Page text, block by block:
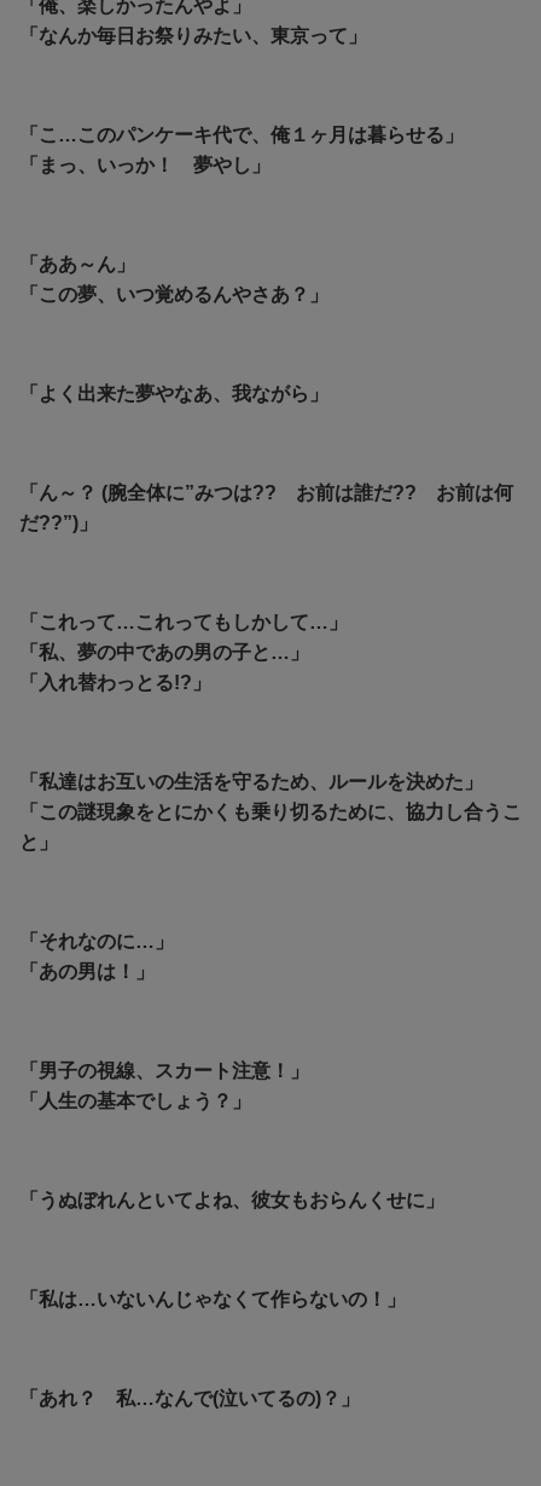
「俺、楽しかったんやよ」
「なんか毎日お祭りみたい、東京って」
「こ…このパンケーキ代で、俺１ヶ月は暮らせる」
「まっ、いっか！ 夢やし」
「ああ～ん」
「この夢、いつ覚めるんやさあ？」
「よく出来た夢やなあ、我ながら」
「ん～？ (腕全体に”みつは?? お前は誰だ?? お前は何
だ??”)」
「これって…これってもしかして…」
「私、夢の中であの男の子と…」
「入れ替わっとる!?」
「私達はお互いの生活を守るため、ルールを決めた」
「この謎現象をとにかくも乗り切るために、協力し合うこ
と」
「それなのに…」
「あの男は！」
「男子の視線、スカート注意！」
「人生の基本でしょう？」
「うぬぼれんといてよね、彼女もおらんくせに」
「私は…いないんじゃなくて作らないの！」
「あれ？ 私…なんで(泣いてるの)？」